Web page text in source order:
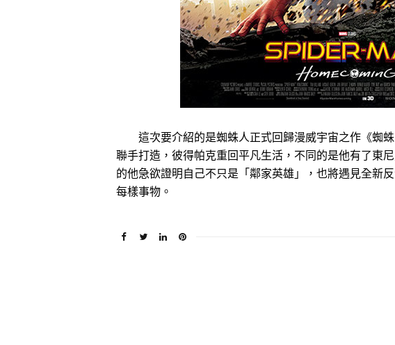
這次要介紹的是蜘蛛人正式回歸漫威宇宙之作《蜘蛛
聯手打造，彼得帕克重回平凡生活，不同的是他有了東
的他急欲證明自己不只是「鄰家英雄」，也將遇見全新
每樣事物。